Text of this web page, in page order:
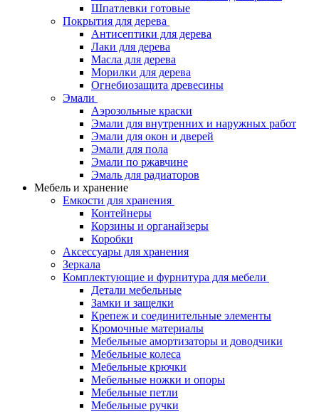
Шпатлевки готовые
Покрытия для дерева
Антисептики для дерева
Лаки для дерева
Масла для дерева
Морилки для дерева
Огнебиозащита древесины
Эмали
Аэрозольные краски
Эмали для внутренних и наружных работ
Эмали для окон и дверей
Эмали для пола
Эмали по ржавчине
Эмаль для радиаторов
Мебель и хранение
Емкости для хранения
Контейнеры
Корзины и органайзеры
Коробки
Аксессуары для хранения
Зеркала
Комплектующие и фурнитура для мебели
Детали мебельные
Замки и защелки
Крепеж и соединительные элементы
Кромочные материалы
Мебельные амортизаторы и доводчики
Мебельные колеса
Мебельные крючки
Мебельные ножки и опоры
Мебельные петли
Мебельные ручки